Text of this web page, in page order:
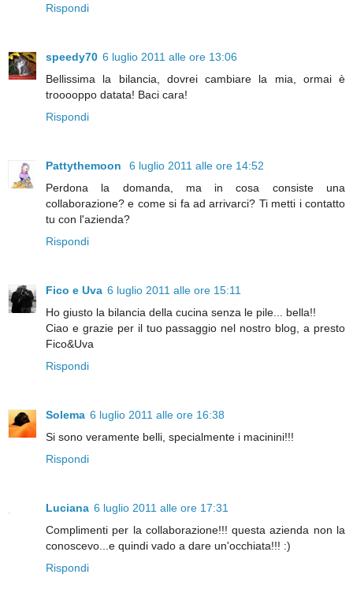
Rispondi
speedy70 6 luglio 2011 alle ore 13:06
Bellissima la bilancia, dovrei cambiare la mia, ormai è
trooooppo datata! Baci cara!
Rispondi
Pattythemoon
6 luglio 2011 alle ore 14:52
Perdona la domanda, ma in cosa consiste una
collaborazione? e come si fa ad arrivarci? Ti metti i contatto
tu con l'azienda?
Rispondi
Fico e Uva 6 luglio 2011 alle ore 15:11
Ho giusto la bilancia della cucina senza le pile... bella!!
Ciao e grazie per il tuo passaggio nel nostro blog, a presto
Fico&Uva
Rispondi
Solema 6 luglio 2011 alle ore 16:38
Si sono veramente belli, specialmente i macinini!!!
Rispondi
Luciana 6 luglio 2011 alle ore 17:31
Complimenti per la collaborazione!!! questa azienda non la
conoscevo...e quindi vado a dare un'occhiata!!! :)
Rispondi